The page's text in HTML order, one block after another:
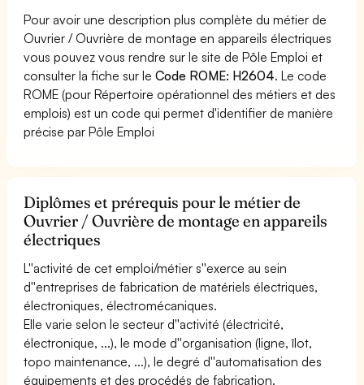
Pour avoir une description plus complète du métier de
Ouvrier / Ouvrière de montage en appareils électriques
vous pouvez vous rendre sur le site de Pôle Emploi et
consulter la fiche sur leCode ROME: H2604. Le code
ROME (pour Répertoire opérationnel des métiers et des
emplois) est un code qui permet d'identifier de manière
précise par Pôle Emploi
Diplômes et prérequis pour le métier de
Ouvrier / Ouvrière de montage en appareils
électriques
L''activité de cet emploi/métier s''exerce au sein
d''entreprises de fabrication de matériels électriques,
électroniques, électromécaniques.
Elle varie selon le secteur d''activité (électricité,
électronique, ...), le mode d''organisation (ligne, îlot,
topo maintenance, ...), le degré d''automatisation des
équipements et des procédés de fabrication.